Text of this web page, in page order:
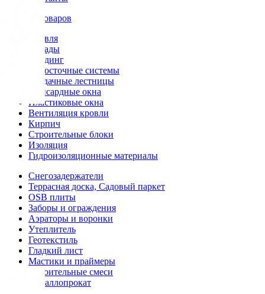
Каталог товаров
Кровля
Фасады
Сайдинг
Водосточные системы
Чердачные лестницы
Мансардные окна
Пластиковые окна
Вентиляция кровли
Кирпич
Строительные блоки
Изоляция
Гидроизоляционные материалы
Снегозадержатели
Террасная доска, Садовый паркет
OSB плиты
Заборы и ограждения
Аэраторы и воронки
Утеплитель
Геотекстиль
Гладкий лист
Мастики и праймеры
Строительные смеси
Металлопрокат